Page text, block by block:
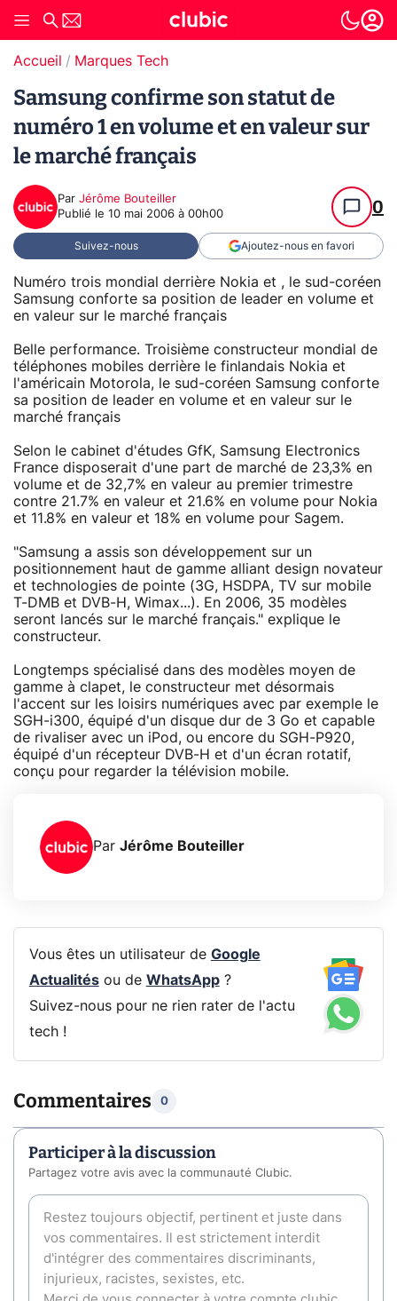
Accueil Marques Tech
Samsung confirme son statut de
numéro 1 en volume et en valeur sur
le marché français
Par Jérôme Bouteiller
Publié le 10 mai 2006 à 00h00 0
Suivez-nous Ajoutez-nous en favori
Numéro trois mondial derrière Nokia et , le sud-coréen
Samsung conforte sa position de leader en volume et
en valeur sur le marché français
Belle performance. Troisième constructeur mondial de
téléphones mobiles derrière le finlandais Nokia et
l'américain Motorola, le sud-coréen Samsung conforte
sa position de leader en volume et en valeur sur le
marché français
Selon le cabinet d'études GfK, Samsung Electronics
France disposerait d'une part de marché de 23,3% en
volume et de 32,7% en valeur au premier trimestre
contre 21.7% en valeur et 21.6% en volume pour Nokia
et 11.8% en valeur et 18% en volume pour Sagem.
"Samsung a assis son développement sur un
positionnement haut de gamme alliant design novateur
et technologies de pointe (3G, HSDPA, TV sur mobile
T-DMB et DVB-H, Wimax...). En 2006, 35 modèles
seront lancés sur le marché français." explique le
constructeur.
Longtemps spécialisé dans des modèles moyen de
gamme à clapet, le constructeur met désormais
l'accent sur les loisirs numériques avec par exemple le
SGH-i300, équipé d'un disque dur de 3 Go et capable
de rivaliser avec un iPod, ou encore du SGH-P920,
équipé d'un récepteur DVB-H et d'un écran rotatif,
conçu pour regarder la télévision mobile.
Par Jérôme Bouteiller
Vous êtes un utilisateur de Google
Actualitésou de WhatsApp?
Suivez-nous pour ne rien rater de l'actu
tech !
Commentaires 0
Participer à la discussion
Partagez votre avis avec la communauté Clubic.